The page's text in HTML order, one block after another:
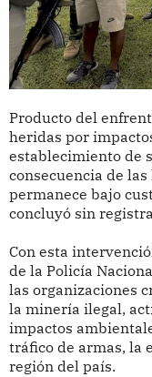
Producto del
heridas por
establecimiento de
consecuencia de
permanece bajo
concluyó sin
Con esta
de la Policía
las organizaciones
la minería ilegal,
impactos
tráfico de armas, la
región del país.